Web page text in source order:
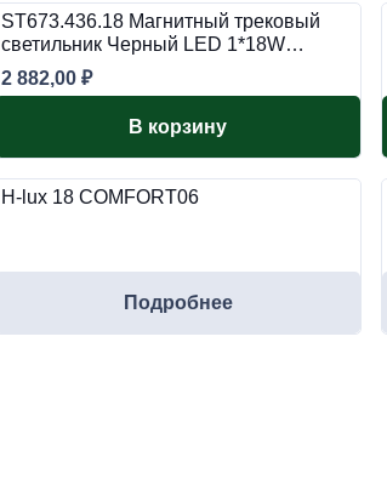
ST673.436.18 Магнитный трековый
светильник Черный LED 1*18W…
2 882,00 ₽
В корзину
H-lux 18 COMFORT06
Подробнее